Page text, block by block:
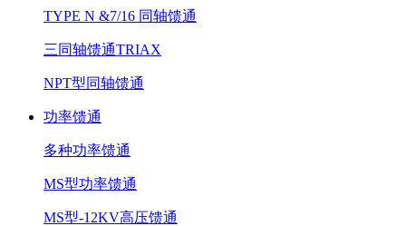
TYPE N &7/16 同轴馈通
三同轴馈通TRIAX
NPT型同轴馈通
功率馈通
多种功率馈通
MS型功率馈通
MS型-12KV高压馈通